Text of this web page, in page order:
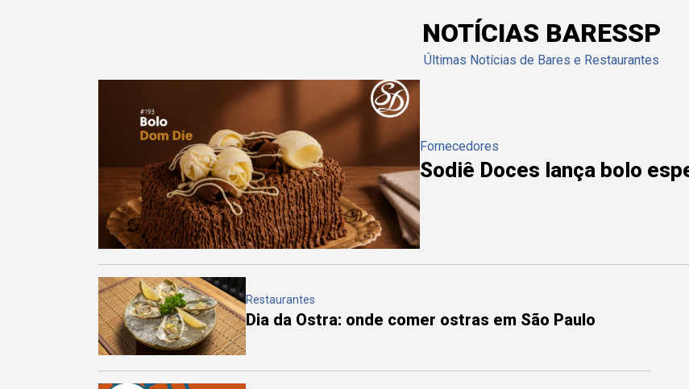
NOTÍCIAS BARESSP
Últimas Notícias de Bares e Restaurantes
Fornecedores
Sodiê Doces lança bolo
Restaurantes
Dia da Ostra: onde comer ostras em São Paulo